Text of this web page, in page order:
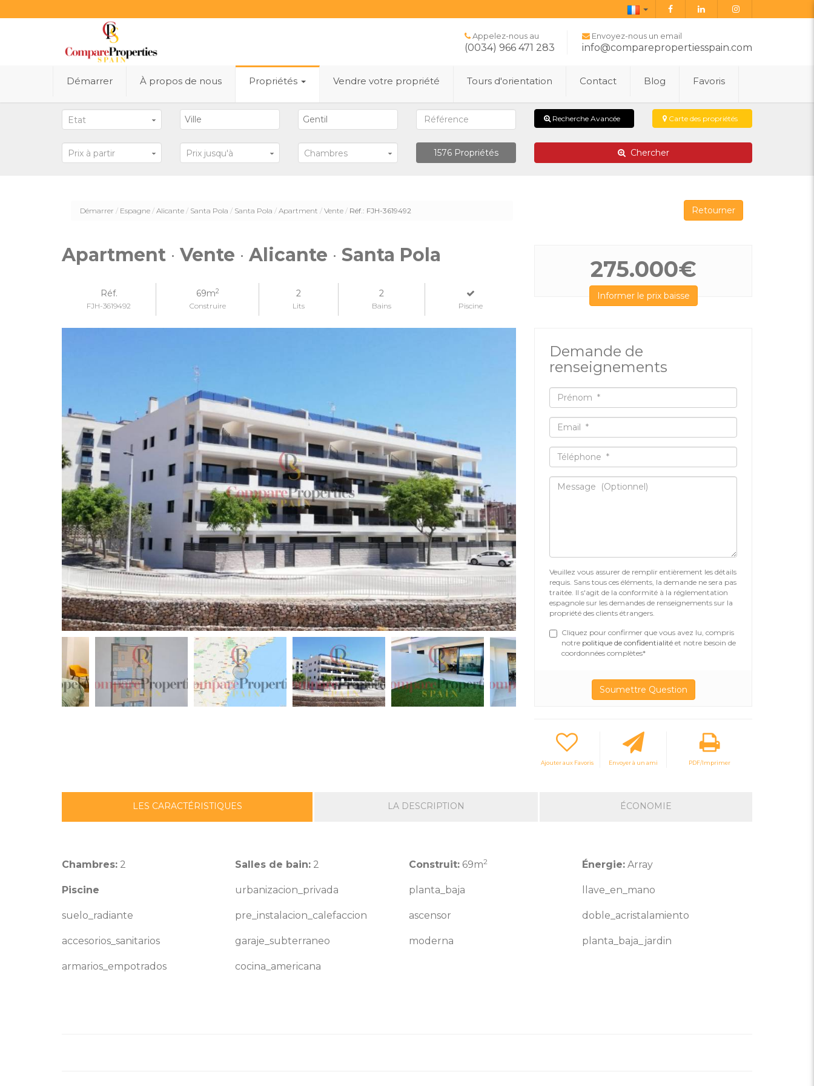
Français
Appelez-nous au
(0034) 966 471 283
Envoyez-nous un email
info@comparepropertiesspain.com
Démarrer À propos de nous Propriétés Vendre votre propriété Tours d'orientation Contact Blog Favoris
Etat
Prix ​​à partir Prix ​​jusqu'à Chambres 1576 Propriétés
Recherche Avancée Carte des propriétés
Chercher
Démarrer Espagne Alicante Santa Pola Santa Pola Apartment Vente Réf.: FJH-3619492 Retourner
Apartment · Vente · Alicante · Santa Pola
Réf.
FJH-3619492
69m2
Construire
2
Lits
2
Bains Piscine
275.000€
Informer le prix baisse
Demande de
renseignements
Veuillez vous assurer de remplir entièrement les détails
requis. Sans tous ces éléments, la demande ne sera pas
traitée. Il s'agit de la conformité à la réglementation
espagnole sur les demandes de renseignements sur la
propriété des clients étrangers.
Cliquez pour confirmer que vous avez lu, compris
notre politique de confidentialité et notre besoin de
coordonnées complètes*
Ajouter aux Favoris Envoyer à un ami PDF/Imprimer
LES CARACTÉRISTIQUES LA DESCRIPTION ÉCONOMIE
Chambres: 2 Salles de bain: 2 Construit:69m2 Énergie:Array
Piscine urbanizacion_privada planta_baja llave_en_mano
suelo_radiante pre_instalacion_calefaccion ascensor doble_acristalamiento
accesorios_sanitarios garaje_subterraneo moderna planta_baja_jardin
armarios_empotrados cocina_americana